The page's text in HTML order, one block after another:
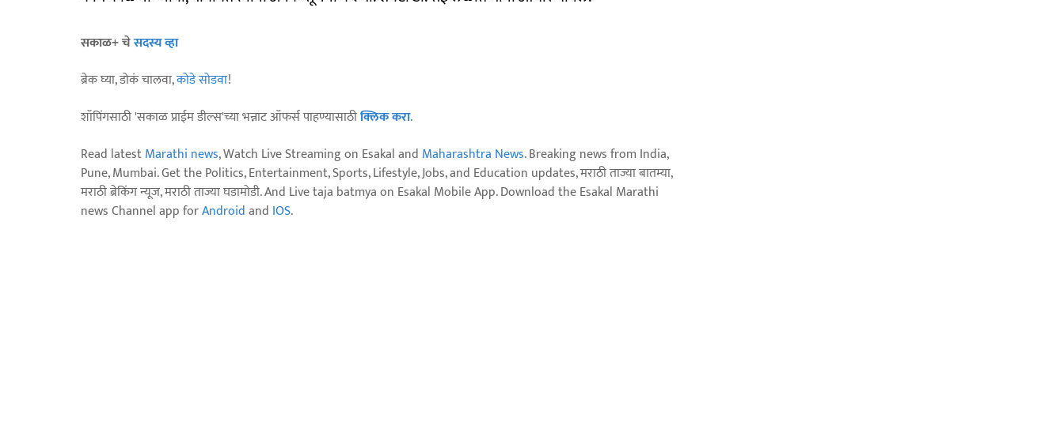
सकाळ+ चेसदस्य व्हा
ब्रेक घ्या, डोकं चालवा,कोडे सोडवा!
शॉपिंगसाठी 'सकाळ प्राईम डील्स'च्या भन्नाट ऑफर्स पाहण्यासाठीक्लिक करा.
Read latestMarathi news, Watch Live Streaming on Esakal and Maharashtra News. Breaking news from India,
Pune, Mumbai. Get the Politics, Entertainment, Sports, Lifestyle, Jobs, and Education updates, मराठी ताज्या बातम्या,
मराठी ब्रेकिंग न्यूज, मराठी ताज्या घडामोडी. And Live taja batmya on Esakal Mobile App. Download the Esakal Marathi
news Channel app forAndroidand IOS.